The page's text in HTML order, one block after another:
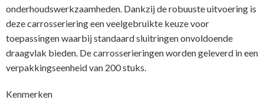
onderhoudswerkzaamheden. Dankzij de robuuste uitvoering is
deze carrosseriering een veelgebruikte keuze voor
toepassingen waarbij standaard sluitringen onvoldoende
draagvlak bieden. De carrosserieringen worden geleverd in een
verpakkingseenheid van 200 stuks.
Kenmerken